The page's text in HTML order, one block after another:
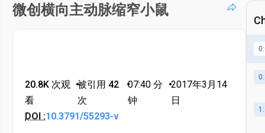
微创横向主动脉缩窄小鼠
20.8K 次观
看
•被引用 42
次
•07:40 分
钟
•2017年3月14
日
DOI :10.3791/55293-v